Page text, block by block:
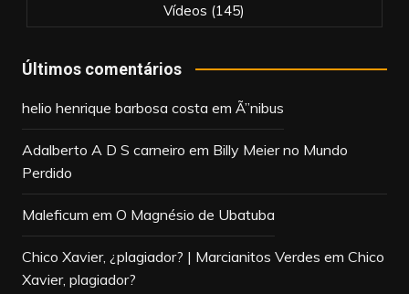
Vídeos (145)
Últimos comentários
helio henrique barbosa costa em Ã”nibus
Adalberto A D S carneiro em Billy Meier no Mundo
Perdido
Maleficum em O Magnésio de Ubatuba
Chico Xavier, ¿plagiador? | Marcianitos Verdes em Chico
Xavier, plagiador?